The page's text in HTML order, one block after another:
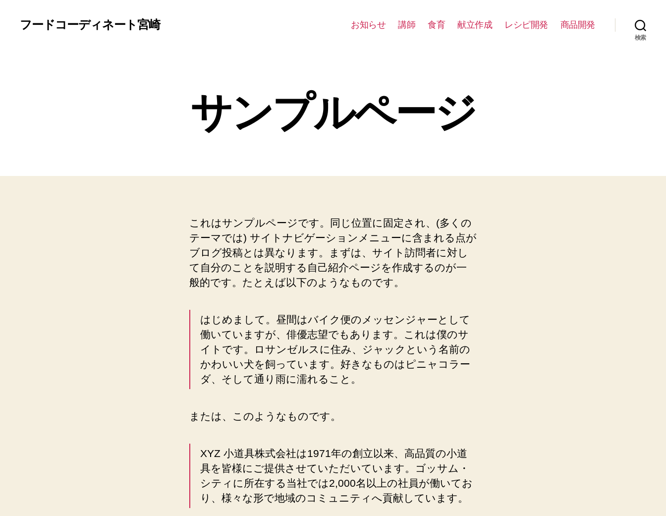
フードコーディネート宮崎 お知らせ 講師 食育 献立作成 レシピ開発 商品開発
検索
サンプルページ
これはサンプルページです。同じ位置に固定され、(多くの
テーマでは) サイトナビゲーションメニューに含まれる点が
ブログ投稿とは異なります。まずは、サイト訪問者に対し
て自分のことを説明する自己紹介ページを作成するのが一
般的です。たとえば以下のようなものです。
はじめまして。昼間はバイク便のメッセンジャーとして
働いていますが、俳優志望でもあります。これは僕のサ
イトです。ロサンゼルスに住み、ジャックという名前の
かわいい犬を飼っています。好きなものはピニャコラー
ダ、そして通り雨に濡れること。
または、このようなものです。
XYZ 小道具株式会社は1971年の創立以来、高品質の小道
具を皆様にご提供させていただいています。ゴッサム・
シティに所在する当社では2,000名以上の社員が働いてお
り、様々な形で地域のコミュニティへ貢献しています。